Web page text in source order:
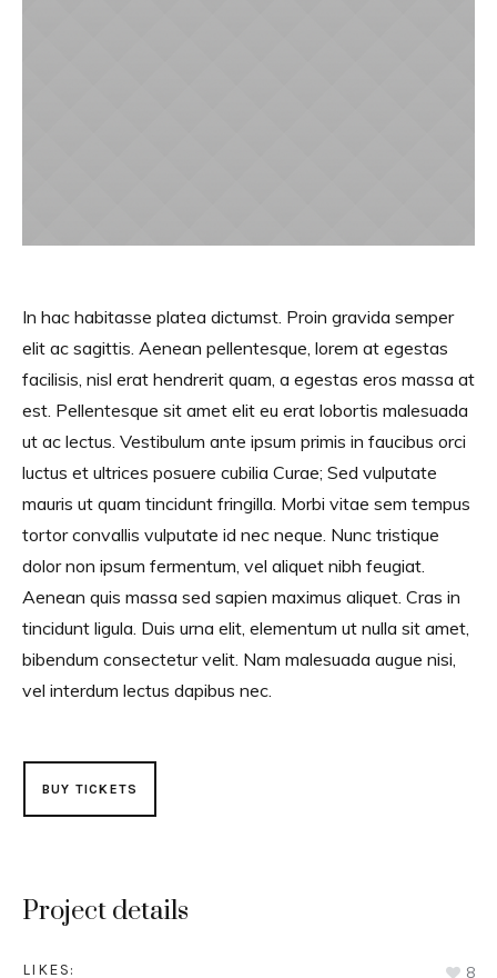
Project details
LIKES: 8
In hac habitasse platea dictumst. Proin gravida semper
elit ac sagittis. Aenean pellentesque, lorem at egestas
facilisis, nisl erat hendrerit quam, a egestas eros massa at
est. Pellentesque sit amet elit eu erat lobortis malesuada
ut ac lectus. Vestibulum ante ipsum primis in faucibus orci
luctus et ultrices posuere cubilia Curae; Sed vulputate
mauris ut quam tincidunt fringilla. Morbi vitae sem tempus
tortor convallis vulputate id nec neque. Nunc tristique
dolor non ipsum fermentum, vel aliquet nibh feugiat.
Aenean quis massa sed sapien maximus aliquet. Cras in
tincidunt ligula. Duis urna elit, elementum ut nulla sit amet,
bibendum consectetur velit. Nam malesuada augue nisi,
vel interdum lectus dapibus nec.
BUY TICKETS